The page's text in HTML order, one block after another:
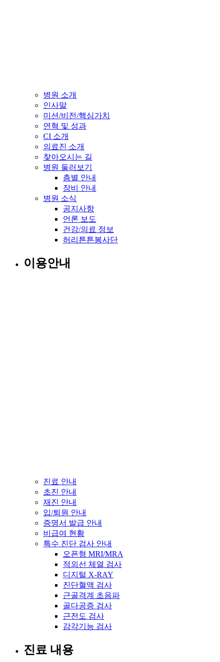
병원 소개
인사말
미션/비전/핵심가치
연혁 및 성과
CI 소개
의료진 소개
찾아오시는 길
병원 둘러보기
층별 안내
장비 안내
병원 소식
공지사항
언론 보도
건강/의료 정보
허리튼튼봉사단
이용안내
진료 안내
초진 안내
재진 안내
입/퇴원 안내
증명서 발급 안내
비급여 현황
특수 진단 검사 안내
오픈형 MRI/MRA
적외선 체열 검사
디지털 X-RAY
진단혈액 검사
근골격계 초음파
골다공증 검사
근전도 검사
감각기능 검사
진료 내용